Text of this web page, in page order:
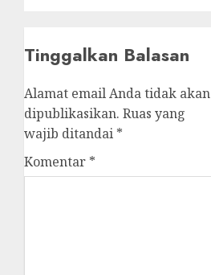
Tinggalkan Balasan
Alamat email Anda tidak akan
dipublikasikan. Ruas yang
wajib ditandai *
Komentar *